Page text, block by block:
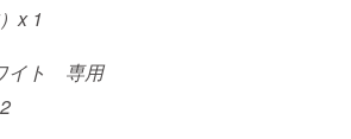
x 1
イト 専用